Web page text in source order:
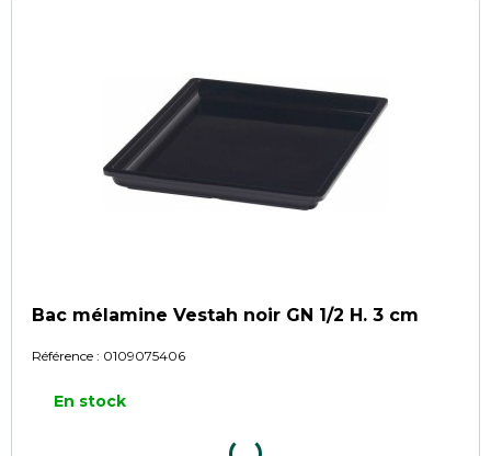
Bac mélamine Vestah noir GN 1/2 H. 3 cm
Référence : 0109075406
En stock